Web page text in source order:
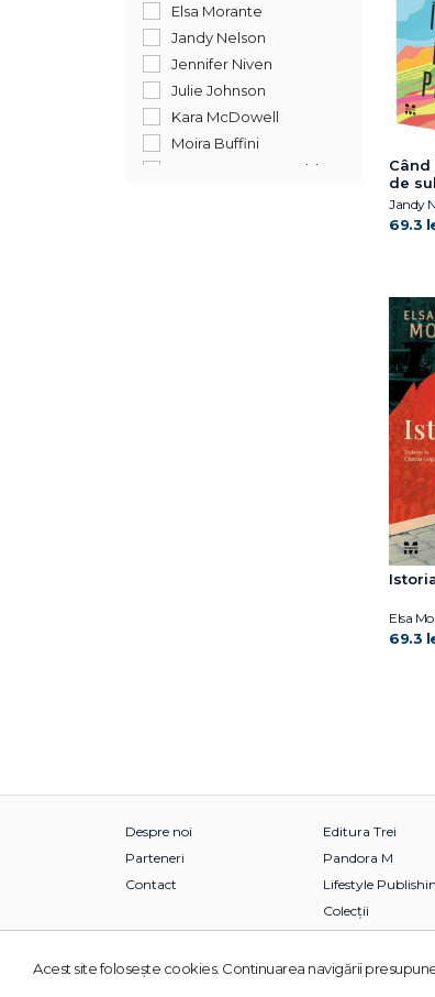
Elsa Morante
Jandy Nelson
Jennifer Niven
Julie Johnson
Kara McDowell
Moira Buffini
Morgane Moncomble
de
Jandy
69.3
Elsa
69.3
Despre noi
Parteneri
Contact
Editura Trei
Pandora M
Lifestyle
Colecții
© 2026 Grupul Editorial TREI. Toate drepturile
Acest site foloseşte cookies. Continuarea navigării